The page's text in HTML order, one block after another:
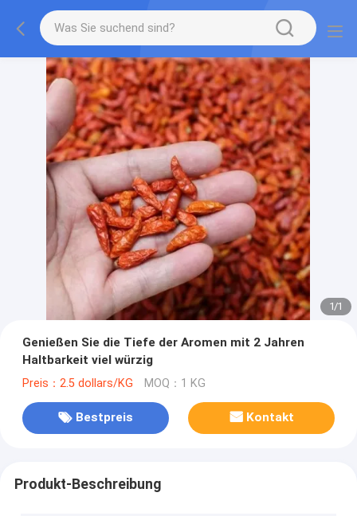
1/1
Genießen Sie die Tiefe der Aromen mit 2 Jahren
Haltbarkeit viel würzig
Preis：2.5 dollars/KG MOQ：1 KG
Bestpreis Kontakt
Produkt-Beschreibung